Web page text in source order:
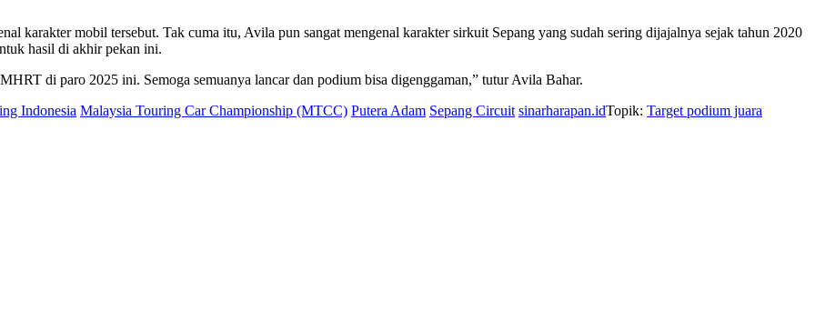
karakter mobil tersebut. Tak cuma itu, Avila pun sangat mengenal karakter sirkuit Sepang yang sudah sering dijajalnya sejak tahun 2020
hasil di akhir pekan ini.
di paro 2025 ini. Semoga semuanya lancar dan podium bisa digenggaman,” tutur Avila Bahar.
Indonesia Malaysia Touring Car Championship (MTCC) Putera Adam Sepang Circuit sinarharapan.idTopik: Target podium juara